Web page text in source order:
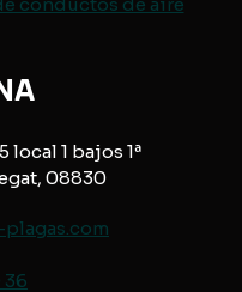
local 1 bajos 1ª
08830
36